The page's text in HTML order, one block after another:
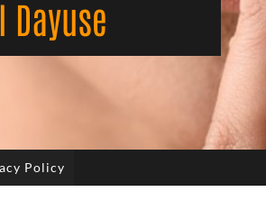
Policy